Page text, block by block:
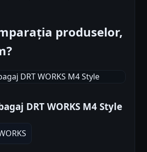
produselor,
DRT WORKS M4 Style